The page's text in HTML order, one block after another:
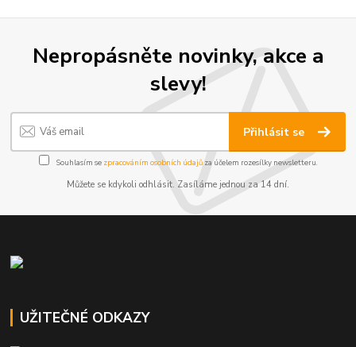
Nepropásněte novinky, akce a
slevy!
Přihlásit se
Souhlasím se zpracováním osobních údajůza účelem rozesílky newsletteru.
Můžete se kdykoli odhlásit. Zasíláme jednou za 14 dní.
UŽITEČNÉ ODKAZY